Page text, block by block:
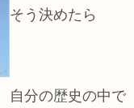
そう決めたら
自分の歴史の中で